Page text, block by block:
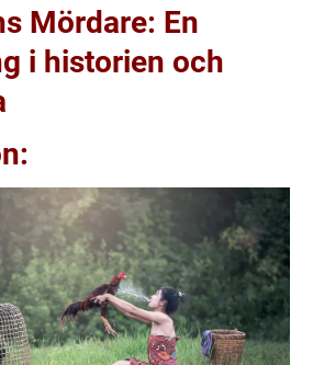
Mördare: En
i historien och